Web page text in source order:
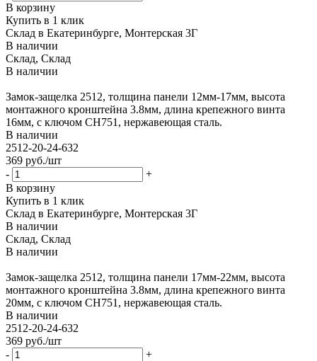
В корзину
Купить в 1 клик
Склад в Екатеринбурге, Монтерская 3Г
В наличии
Склад, Склад
В наличии
Замок-защелка 2512, толщина панели 12мм-17мм, высота
монтажного кронштейна 3.8мм, длина крепежного винта
16мм, с ключом CH751, нержавеющая сталь.
В наличии
2512-20-24-632
369 руб./шт
-
+
В корзину
Купить в 1 клик
Склад в Екатеринбурге, Монтерская 3Г
В наличии
Склад, Склад
В наличии
Замок-защелка 2512, толщина панели 17мм-22мм, высота
монтажного кронштейна 3.8мм, длина крепежного винта
20мм, с ключом CH751, нержавеющая сталь.
В наличии
2512-20-24-632
369 руб./шт
-
+